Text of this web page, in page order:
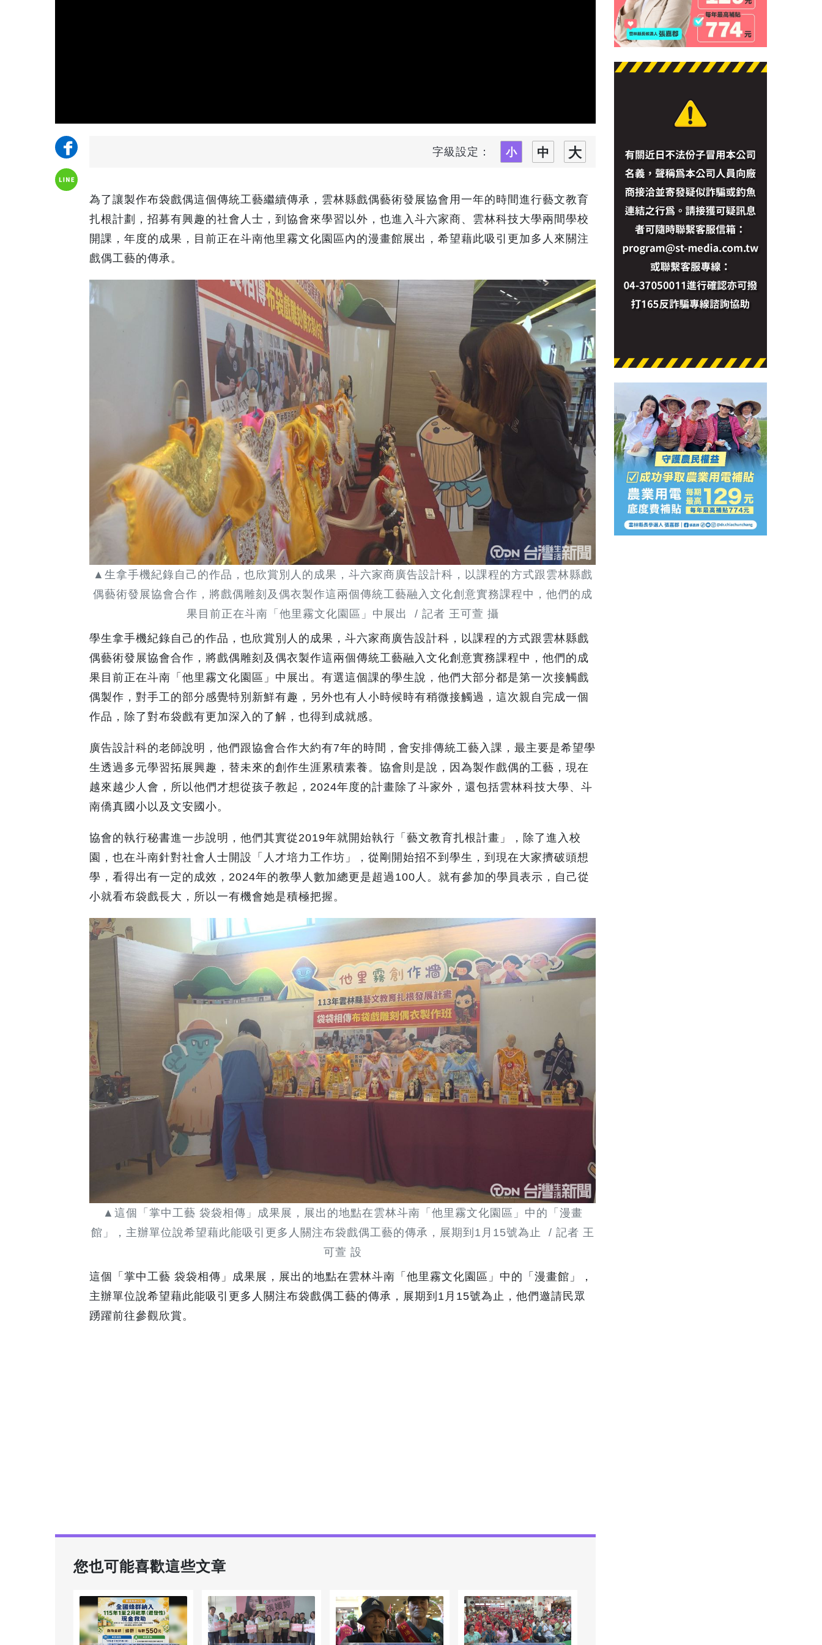
字級設定：
為了讓製作布袋戲偶這個傳統工藝繼續傳承，雲林縣戲偶藝術發展協會用一年的時間進行藝文教育
扎根計劃，招募有興趣的社會人士，到協會來學習以外，也進入斗六家商、雲林科技大學兩間學校
開課，年度的成果，目前正在斗南他里霧文化園區內的漫畫館展出，希望藉此吸引更加多人來關注
戲偶工藝的傳承。
▲生拿手機紀錄自己的作品，也欣賞別人的成果，斗六家商廣告設計科，以課程的方式跟雲林縣戲
偶藝術發展協會合作，將戲偶雕刻及偶衣製作這兩個傳統工藝融入文化創意實務課程中，他們的成
果目前正在斗南「他里霧文化園區」中展出 / 記者 王可萱 攝
學生拿手機紀錄自己的作品，也欣賞別人的成果，斗六家商廣告設計科，以課程的方式跟雲林縣戲
偶藝術發展協會合作，將戲偶雕刻及偶衣製作這兩個傳統工藝融入文化創意實務課程中，他們的成
果目前正在斗南「他里霧文化園區」中展出。有選這個課的學生說，他們大部分都是第一次接觸戲
偶製作，對手工的部分感覺特別新鮮有趣，另外也有人小時候時有稍微接觸過，這次親自完成一個
作品，除了對布袋戲有更加深入的了解，也得到成就感。
廣告設計科的老師說明，他們跟協會合作大約有7年的時間，會安排傳統工藝入課，最主要是希望學
生透過多元學習拓展興趣，替未來的創作生涯累積素養。協會則是說，因為製作戲偶的工藝，現在
越來越少人會，所以他們才想從孩子教起，2024年度的計畫除了斗家外，還包括雲林科技大學、斗
南僑真國小以及文安國小。
協會的執行秘書進一步說明，他們其實從2019年就開始執行「藝文教育扎根計畫」，除了進入校
園，也在斗南針對社會人士開設「人才培力工作坊」，從剛開始招不到學生，到現在大家擠破頭想
學，看得出有一定的成效，2024年的教學人數加總更是超過100人。就有參加的學員表示，自己從
小就看布袋戲長大，所以一有機會她是積極把握。
▲這個「掌中工藝 袋袋相傳」成果展，展出的地點在雲林斗南「他里霧文化園區」中的「漫畫
館」，主辦單位說希望藉此能吸引更多人關注布袋戲偶工藝的傳承，展期到1月15號為止 / 記者 王
可萱 設
這個「掌中工藝 袋袋相傳」成果展，展出的地點在雲林斗南「他里霧文化園區」中的「漫畫館」，
主辦單位說希望藉此能吸引更多人關注布袋戲偶工藝的傳承，展期到1月15號為止，他們邀請民眾
踴躍前往參觀欣賞。
您也可能喜歡這些文章